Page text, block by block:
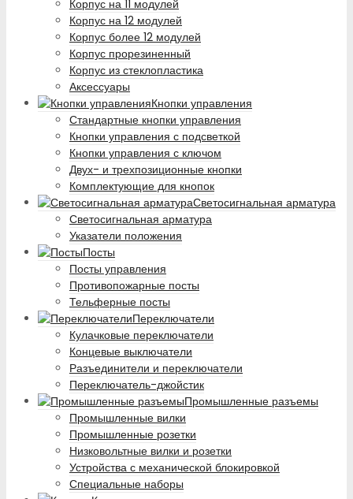
Корпус на 11 модулей
Корпус на 12 модулей
Корпус более 12 модулей
Корпус прорезиненный
Корпус из стеклопластика
Аксессуары
Кнопки управления
Стандартные кнопки управления
Кнопки управления с подсветкой
Кнопки управления с ключом
Двух- и трехпозиционные кнопки
Комплектующие для кнопок
Светосигнальная арматура
Светосигнальная арматура
Указатели положения
Посты
Посты управления
Противопожарные посты
Тельферные посты
Переключатели
Кулачковые переключатели
Концевые выключатели
Разъединители и переключатели
Переключатель-джойстик
Промышленные разъемы
Промышленные вилки
Промышленные розетки
Низковольтные вилки и розетки
Устройства с механической блокировкой
Специальные наборы